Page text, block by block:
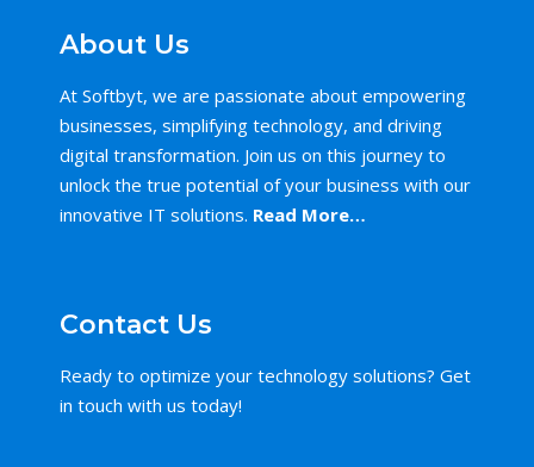
About Us
At Softbyt, we are passionate about empowering
businesses, simplifying technology, and driving
digital transformation. Join us on this journey to
unlock the true potential of your business with our
innovative IT solutions. Read More…
Contact Us
Ready to optimize your technology solutions? Get
in touch with us today!